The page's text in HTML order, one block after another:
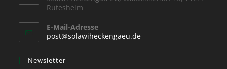
Rutesheim
E-Mail-Adresse
post@solawiheckengaeu.de
Newsletter